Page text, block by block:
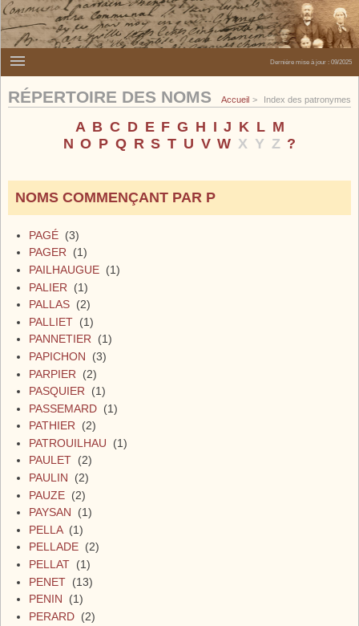
Dernière mise à jour : 09/2025
RÉPERTOIRE DES NOMS Accueil Index des patronymes
A B C D E F G H I J K L M
N O P Q R S T U V W X Y Z ?
NOMS COMMENÇANT PAR P
PAGÉ (3)
PAGER (1)
PAILHAUGUE (1)
PALIER (1)
PALLAS (2)
PALLIET (1)
PANNETIER (1)
PAPICHON (3)
PARPIER (2)
PASQUIER (1)
PASSEMARD (1)
PATHIER (2)
PATROUILHAU (1)
PAULET (2)
PAULIN (2)
PAUZE (2)
PAYSAN (1)
PELLA(1)
PELLADE (2)
PELLAT (1)
PENET (13)
PENIN (1)
PERARD (2)